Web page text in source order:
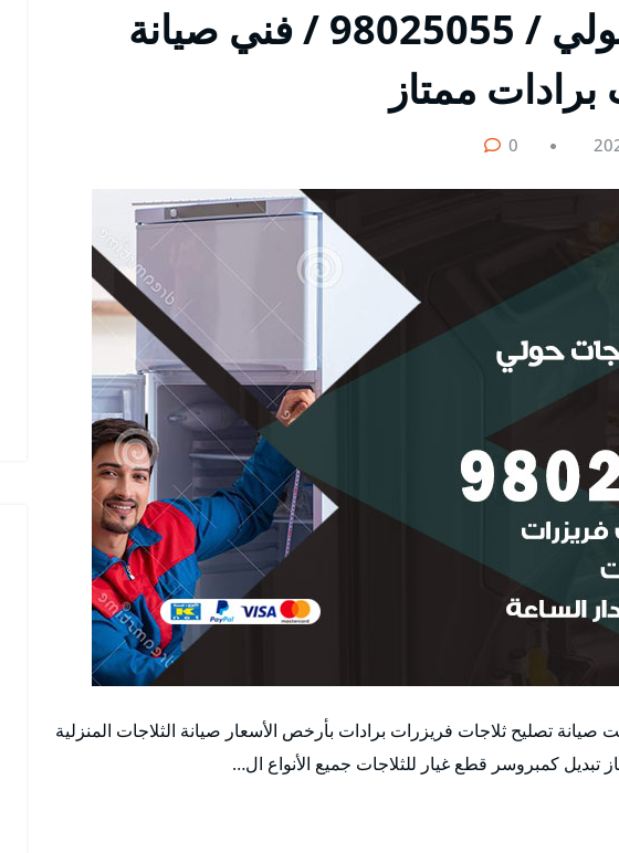
تصليح ثلاجات حولي / 98025055 / فني صيانة
ممتاز
0
تصليح ثلاجات فريزرات برادات بأرخص الأسعار صيانة الثلاجات المنزلية
تبديل كمبروسر قطع غيار للثلاجات جميع الأنواع ال…